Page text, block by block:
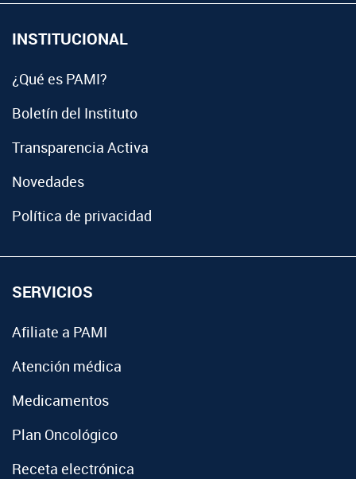
INSTITUCIONAL
¿Qué es PAMI?
Boletín del Instituto
Transparencia Activa
Novedades
Política de privacidad
SERVICIOS
Afiliate a PAMI
Atención médica
Medicamentos
Plan Oncológico
Receta electrónica